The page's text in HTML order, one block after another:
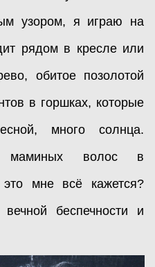
узором, я играю на
рядом в кресле или
обитое позолотой
в горшках, которые
много солнца.
маминых волос в
мне всё кажется?
беспечности и